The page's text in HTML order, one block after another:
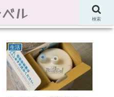
わかる比較サイト。でしたが最近は雑
ログ
生活
ル 検索